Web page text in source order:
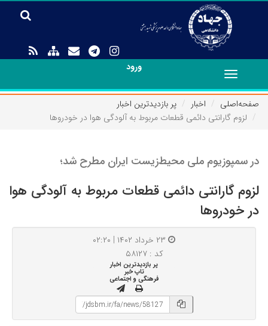
ورود
Toggle
navigation
صفحه‌اصلی
اخبار
پر بازدیدترین اخبار
لزوم گارانتی دائمی قطعات مربوط به آلودگی هوا در خودروها
در سمپوزیوم ملی محیط‌زیست ایران مطرح شد؛
لزوم گارانتی دائمی قطعات مربوط به آلودگی هوا
در خودروها
کد : ۵۸۱۲۷
پر بازدیدترین اخبار
تاپ خبر
فرهنگی و اجتماعی